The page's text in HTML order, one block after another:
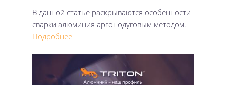
В данной статье раскрываются особенности
сварки алюминия аргонодуговым методом.
Подробнее